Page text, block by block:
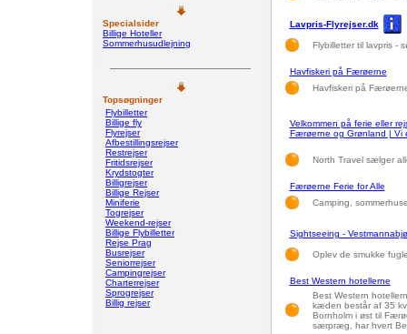
Specialsider
Billige Hoteller
Sommerhusudlejning
Topsøgninger
Flybilletter
Billige fly
Flyrejser
Afbestillingsrejser
Restrejser
Fritidsrejser
Krydstogter
Billigrejser
Billige Rejser
Miniferie
Togrejser
Weekend-rejser
Billige Flybilletter
Rejse Prag
Busrejser
Seniorrejser
Campingrejser
Charterrejser
Sprogrejser
Billig rejser
Lavpris-Flyrejser.dk
Flybilletter til lavpris -
Havfiskeri på Færøerne
Havfiskeri på
Velkommen på ferie eller
Færøerne og Grønland | Vi
North Travel sælger
Færøerne Ferie for Alle
Camping,
Sightseeing -
Oplev de smukke
Best Western hotellerne
Best Western
kæden består af 35
Bornholm i øst til
særpræg, har hvert